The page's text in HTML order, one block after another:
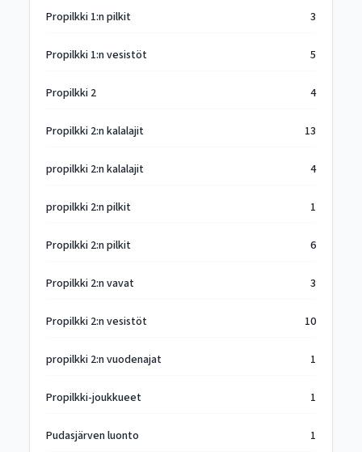
Propilkki 1:n pilkit 3
Propilkki 1:n vesistöt 5
Propilkki 2 4
Propilkki 2:n kalalajit 13
propilkki 2:n kalalajit 4
propilkki 2:n pilkit 1
Propilkki 2:n pilkit 6
Propilkki 2:n vavat 3
Propilkki 2:n vesistöt 10
propilkki 2:n vuodenajat 1
Propilkki-joukkueet 1
Pudasjärven luonto 1